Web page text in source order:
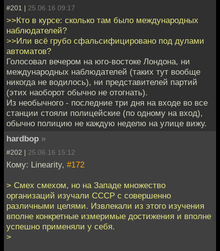
#201 | 25.06.16 09:17
>>Кто в курсе: сколько там было международных
наблюдателей?
>>Или всё грубо сфальсифицировано под дулами
автоматов?
Голосовал вечером на юго-востоке Лондона, ни
международных наблюдателей (таких тут вообще
никогда не водилось), ни представителей партий
(этих наоборот обычно не отогнать).
Из необычного - последние три дня на входе во все
станции стояли полицейские (по одному на вход),
обычно полицию не каждую неделю на улице вижу.
hardbop »
#202 | 25.06.16 15:12
Кому: Linearity, #172
> Смех смехом, но на Западе множество
организаций изучали СССР с совершенно
различными целями. Извлекали из этого изучения
вполне конкретные измеримые достижения и вполне
успешно применяли у себя.
>